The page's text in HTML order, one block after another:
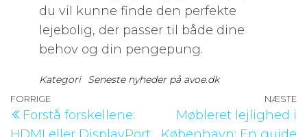
du vil kunne finde den perfekte
lejebolig, der passer til både dine
behov og din pengepung.
Kategori Seneste nyheder på avoe.dk
Indlægsnavigation
Forrige
indlæg
FORRIGE
Forstå forskellene:
NÆSTE
Møbleret lejlighed i